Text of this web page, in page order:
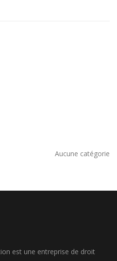
Aucune catégorie
est une entreprise de droit